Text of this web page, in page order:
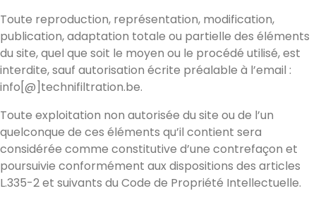
Toute reproduction, représentation, modification,
publication, adaptation totale ou partielle des éléments
du site, quel que soit le moyen ou le procédé utilisé, est
interdite, sauf autorisation écrite préalable à l’email :
info[@]technifiltration.be.
Toute exploitation non autorisée du site ou de l’un
quelconque de ces éléments qu’il contient sera
considérée comme constitutive d’une contrefaçon et
poursuivie conformément aux dispositions des articles
L.335-2 et suivants du Code de Propriété Intellectuelle.